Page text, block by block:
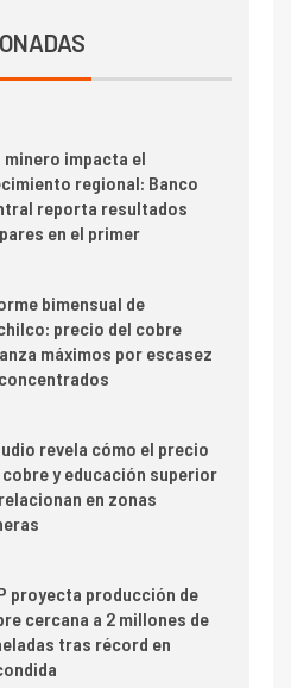
minera en mayo de
cae 10,6%
minero impacta el
regional: Banco
reporta resultados
en el primer
bimensual de
precio del cobre
máximos por escasez
revela cómo el precio
cobre y educación superior
en zonas
proyecta producción de
cercana a 2 millones de
tras récord en